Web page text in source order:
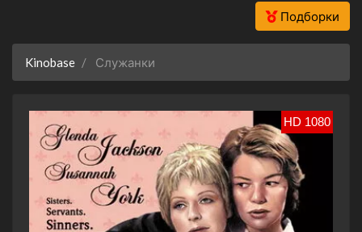
Подборки
Kinobase Служанки
HD 1080